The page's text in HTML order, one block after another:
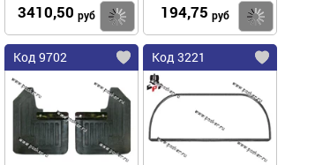
3410,50 руб Купить
194,75 руб
Код 9702 Код 3221